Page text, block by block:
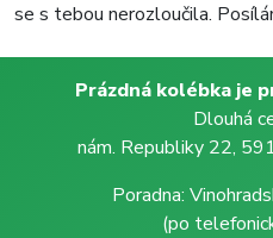
se s tebou nerozloučila.
Prázdná kolébka je
Dlouhá
nám. Republiky 22,
Poradna:
(po